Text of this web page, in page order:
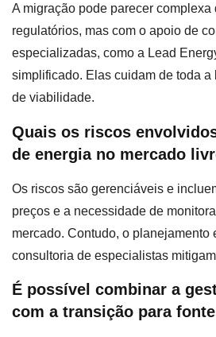
A migração pode parecer complexa
regulatórios, mas com o apoio de
especializadas, como a Lead
simplificado. Elas cuidam de toda
de viabilidade.
Quais os riscos
de energia no mercado
Os riscos são gerenciáveis e
preços e a necessidade de
mercado. Contudo, o planejamento
consultoria de especialistas
É possível combinar a
com a transição para